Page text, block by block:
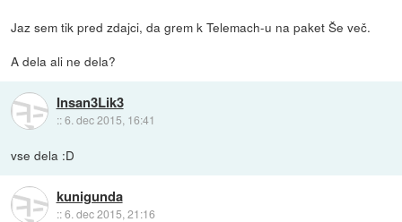
Jaz sem tik pred zdajci, da grem k Telemach-u na paket Še več.
A dela ali ne dela?
Insan3Lik3
::6. dec 2015, 16:41
vse dela :D
kunigunda
::6. dec 2015, 21:16